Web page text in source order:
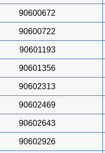
90600672
90600722
90601193
90601356
90602313
90602469
90602643
90602926